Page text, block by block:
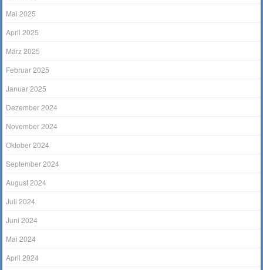
Mai 2025
April 2025
März 2025
Februar 2025
Januar 2025
Dezember 2024
November 2024
Oktober 2024
September 2024
August 2024
Juli 2024
Juni 2024
Mai 2024
April 2024